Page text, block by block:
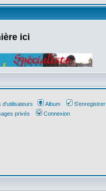
ici
d'utilisateurs Album
S'enregistrer
privés Connexion